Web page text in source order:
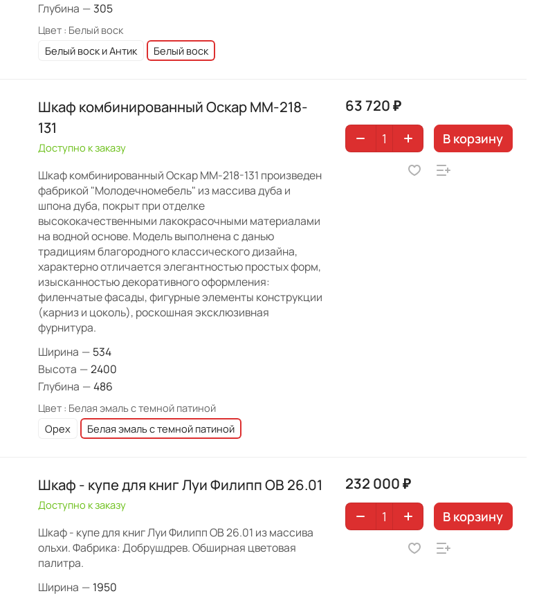
Глубина — 305
Цвет : Белый воск
Белый воск и Антик
Белый воск
Шкаф комбинированный Оскар ММ-218-
131
Доступно к заказу
Шкаф комбинированный Оскар ММ-218-131 произведен
фабрикой "Молодечномебель" из массива дуба и
шпона дуба, покрыт при отделке
высококачественными лакокрасочными материалами
на водной основе. Модель выполнена с данью
традициям благородного классического дизайна,
характерно отличается элегантностью простых форм,
изысканностью декоративного оформления:
филенчатые фасады, фигурные элементы конструкции
(карниз и цоколь), роскошная эксклюзивная
фурнитура.
Ширина — 534
Высота —2400
Глубина —486
Цвет : Белая эмаль с темной патиной
Орех
Белая эмаль с темной патиной
63 720 ₽
В корзину
Шкаф - купе для книг Луи Филипп ОВ 26.01
Доступно к заказу
Шкаф - купе для книг Луи Филипп ОВ 26.01 из массива
ольхи. Фабрика: Добрушдрев. Обширная цветовая
палитра.
Ширина — 1950
232 000 ₽
В корзину